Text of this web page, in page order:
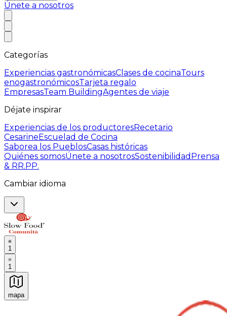
Únete a nosotros
Categorías
Experiencias gastronómicasClases de cocinaTours
enogastronómicosTarjeta regalo
EmpresasTeam BuildingAgentes de viaje
Déjate inspirar
Experiencias de los productoresRecetario
CesarineEscuelad de Cocina
Saborea los PueblosCasas históricas
Quiénes somosÚnete a nosotrosSostenibilidad Prensa
& RR.PP.
Cambiar idioma
1
1
mapa
Experiencias culinarias inolvidables: Experiencias